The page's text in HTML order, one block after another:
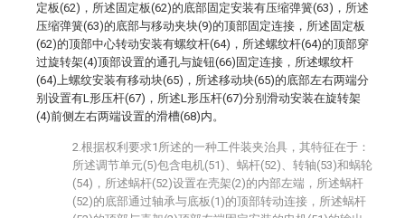
定板(62)，所述固定板(62)的底部固定安装有压缩弹簧(63)，所述
压缩弹簧(63)的底部与移动夹块(9)的顶部固定连接，所述固定板
(62)的顶部中心转动安装有螺纹杆(64)，所述螺纹杆(64)的顶部穿
过旋转架(4)顶部设置的通孔与旋钮(66)固定连接，所述螺纹杆
(64)上螺纹安装有移动块(65)，所述移动块(65)的底部左右两端分
别设置有L形压杆(67)，所述L形压杆(67)分别滑动安装在旋转架
(4)前侧左右两端设置的滑槽(68)内。
2.根据权利要求1所述的一种工件装夹治具，其特征在于：
所述调节单元(5)包含电机(51)、蜗杆(52)、转轴(53)和蜗轮
(54)，所述蜗杆(52)设置在壳架(2)的内部左端，所述蜗杆
(52)的底部通过轴承与底板(1)的顶部转动连接，所述蜗杆